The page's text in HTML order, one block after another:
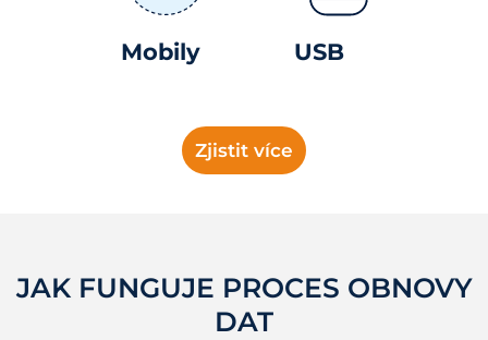
Mobily USB
Zjistit více
JAK FUNGUJE PROCES OBNOVY
DAT